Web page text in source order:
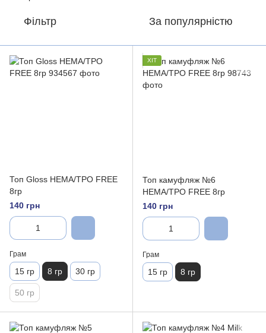
Фільтр За популярністю
Топ Gloss HEMA/TPO FREE
8гр
140 грн
Грам
15 гр 8 гр 30 гр
50 гр
ХІТ
Топ камуфляж №6
HEMA/TPO FREE 8гр
140 грн
Грам
15 гр 8 гр